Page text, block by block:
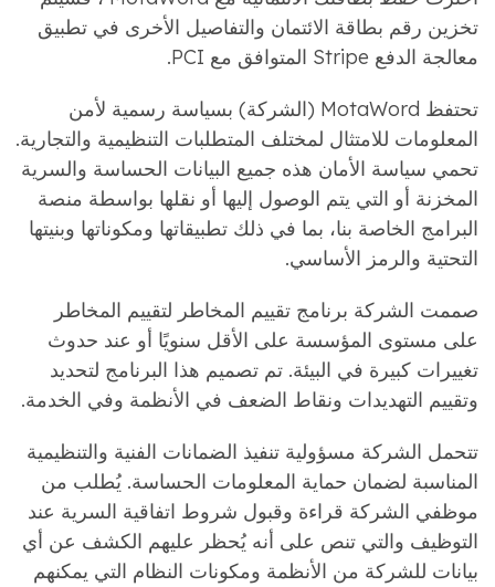
تخزين رقم بطاقة الائتمان والتفاصيل الأخرى في تطبيق
معالجة الدفع Stripe المتوافق مع PCI.
تحتفظ MotaWord (الشركة) بسياسة رسمية لأمن
المعلومات للامتثال لمختلف المتطلبات التنظيمية والتجارية.
تحمي سياسة الأمان هذه جميع البيانات الحساسة والسرية
المخزنة أو التي يتم الوصول إليها أو نقلها بواسطة منصة
البرامج الخاصة بنا، بما في ذلك تطبيقاتها ومكوناتها وبنيتها
التحتية والرمز الأساسي.
صممت الشركة برنامج تقييم المخاطر لتقييم المخاطر
على مستوى المؤسسة على الأقل سنويًا أو عند حدوث
تغييرات كبيرة في البيئة. تم تصميم هذا البرنامج لتحديد
وتقييم التهديدات ونقاط الضعف في الأنظمة وفي الخدمة.
تتحمل الشركة مسؤولية تنفيذ الضمانات الفنية والتنظيمية
المناسبة لضمان حماية المعلومات الحساسة. يُطلب من
موظفي الشركة قراءة وقبول شروط اتفاقية السرية عند
التوظيف والتي تنص على أنه يُحظر عليهم الكشف عن أي
بيانات للشركة من الأنظمة ومكونات النظام التي يمكنهم